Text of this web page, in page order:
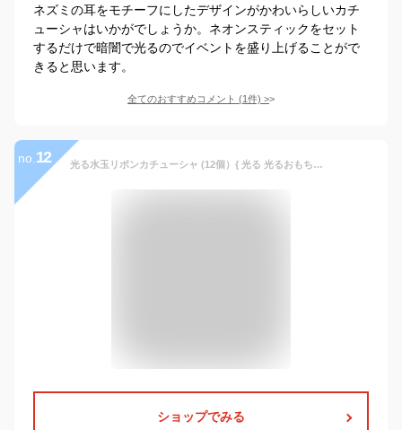
ネズミの耳をモチーフにしたデザインがかわいらしいカチ
ューシャはいかがでしょうか。ネオンスティックをセット
するだけで暗闇で光るのでイベントを盛り上げることがで
きると思います。
全てのおすすめコメント (1件) >
no. 12 光る水玉リボンカチューシャ (12個）{ 光る 光るおもちゃ 光り物 光る景品 お祭り 縁日 子供会 イベント 景品 夏祭り }
ショップでみる